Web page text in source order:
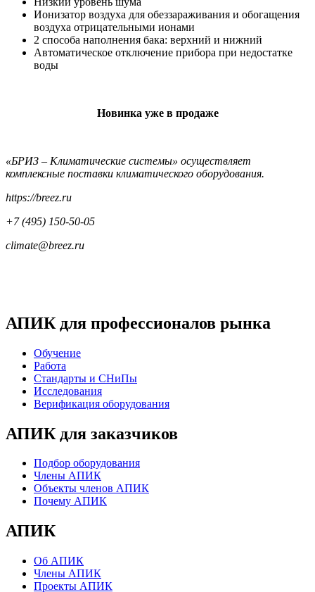
Ионизатор воздуха для обеззараживания и обогащения
воздуха отрицательными ионами
2 способа наполнения бака: верхний и нижний
Автоматическое отключение прибора при недостатке
воды
Новинка уже в продаже
«БРИЗ – Климатические системы» осуществляет
комплексные поставки климатического оборудования.
https://breez.ru
+7 (495) 150-50-05
climate@breez.ru
АПИК для профессионалов рынка
Обучение
Работа
Стандарты и СНиПы
Исследования
Верификация оборудования
АПИК для заказчиков
Подбор оборудования
Члены АПИК
Объекты членов АПИК
Почему АПИК
АПИК
Об АПИК
Члены АПИК
Проекты АПИК